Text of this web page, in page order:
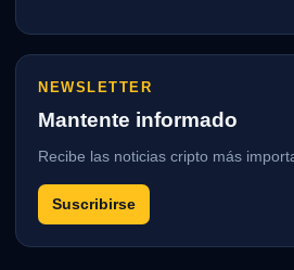
NEWSLETTER
Mantente informado
Recibe las noticias cripto más
Suscribirse